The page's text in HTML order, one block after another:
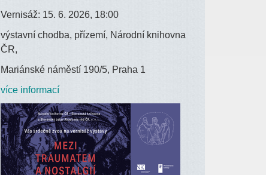
Vernisáž: 15. 6. 2026, 18:00
výstavní chodba, přízemí, Národní knihovna
ČR,
Mariánské náměstí 190/5, Praha 1
více informací